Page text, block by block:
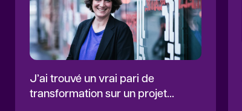
J’ai trouvé un vrai pari de
transformation sur un projet